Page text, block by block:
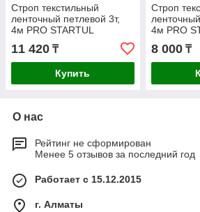
Строп текстильный
ленточный петлевой 3т,
4м PRO STARTUL
11 420 ₸
Купить
Строп
4м PRO
8 000₸
О нас
Рейтинг не сформирован
Менее 5 отзывов за последний год
Работает с 15.12.2015
г. Алматы